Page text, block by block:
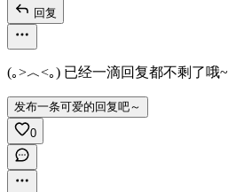
回复
(｡>︿<｡) 已经一滴回复都不剩了哦~
发布一条可爱的回复吧～
0